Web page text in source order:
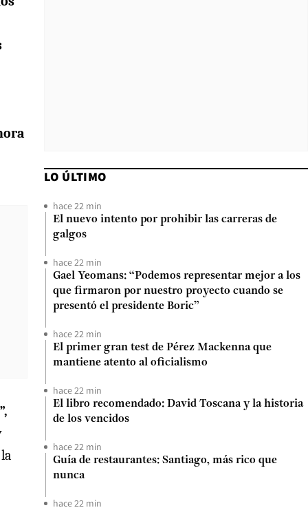
LO ÚLTIMO
hace 22 min
El nuevo intento por prohibir las carreras de
galgos
hace 22 min
Gael Yeomans: “Podemos representar mejor a los
que firmaron por nuestro proyecto cuando se
presentó el presidente Boric”
hace 22 min
El primer gran test de Pérez Mackenna que
mantiene atento al oficialismo
hace 22 min
El libro recomendado: David Toscana y la historia
de los vencidos
hace 22 min
Guía de restaurantes: Santiago, más rico que
nunca
hace 22 min